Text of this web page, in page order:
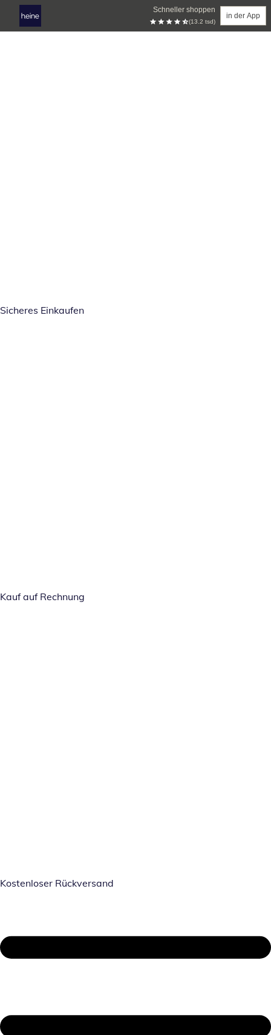
Schneller shoppen
(13.2 tsd)
in der App
Sicheres Einkaufen
Kauf auf Rechnung
Kostenloser Rückversand